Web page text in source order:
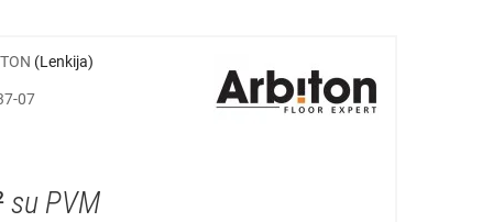
(Lenkija)
07
su PVM